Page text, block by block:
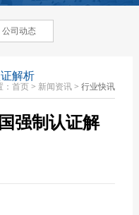
公司动态
解析
：首页 > 新闻资讯 > 行业快讯
强制认证解